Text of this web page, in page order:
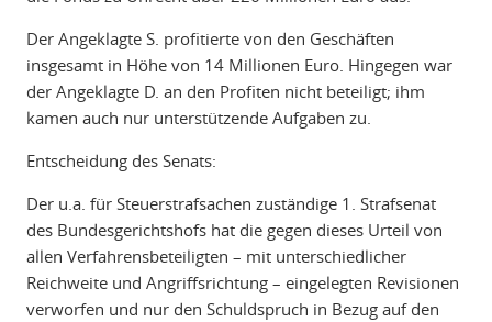
Der Angeklagte S. profitierte von den Geschäften
insgesamt in Höhe von 14 Millionen Euro. Hingegen war
der Angeklagte D. an den Profiten nicht beteiligt; ihm
kamen auch nur unterstützende Aufgaben zu.
Entscheidung des Senats:
Der u.a. für Steuerstrafsachen zuständige 1. Strafsenat
des Bundesgerichtshofs hat die gegen dieses Urteil von
allen Verfahrensbeteiligten – mit unterschiedlicher
Reichweite und Angriffsrichtung – eingelegten Revisionen
verworfen und nur den Schuldspruch in Bezug auf den